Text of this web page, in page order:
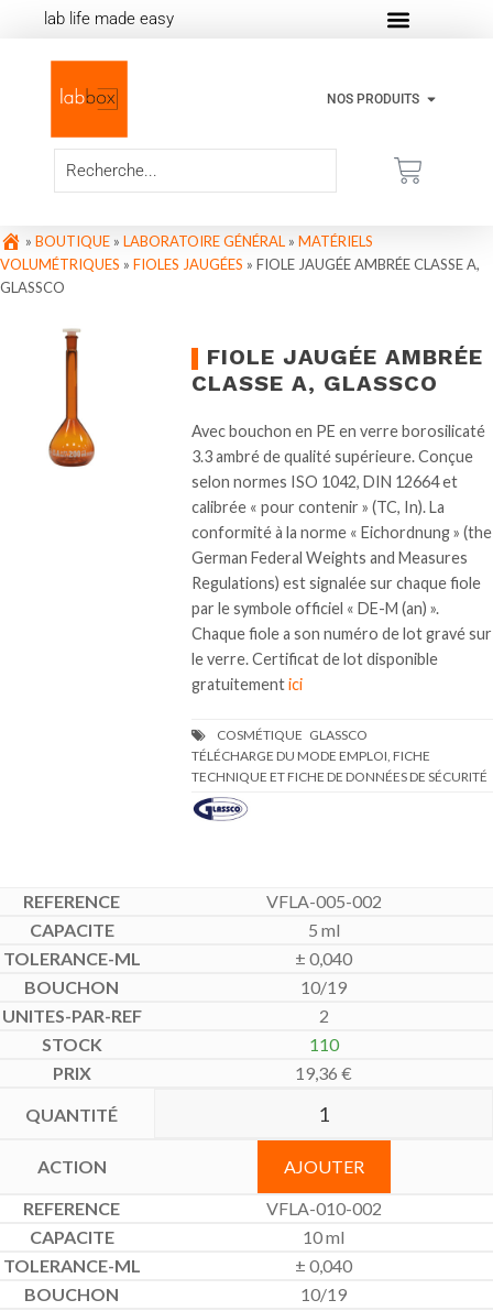
lab life made easy
NOS PRODUITS
» BOUTIQUE » LABORATOIRE GÉNÉRAL » MATÉRIELS
VOLUMÉTRIQUES » FIOLES JAUGÉES » FIOLE JAUGÉE AMBRÉE CLASSE A,
GLASSCO
FIOLE JAUGÉE AMBRÉE
CLASSE A, GLASSCO
Avec bouchon en PE en verre borosilicaté
3.3 ambré de qualité supérieure. Conçue
selon normes ISO 1042, DIN 12664 et
calibrée « pour contenir » (TC, In). La
conformité à la norme « Eichordnung » (the
German Federal Weights and Measures
Regulations) est signalée sur chaque fiole
par le symbole officiel « DE-M (an) ».
Chaque fiole a son numéro de lot gravé sur
le verre. Certificat de lot disponible
gratuitementici
TÉLÉCHARGE DU MODE EMPLOI, FICHE
TECHNIQUE ET FICHE DE DONNÉES DE SÉCURITÉ
VFLA-005-002
5 ml
± 0,040
10/19
2
110
19,36 €
AJOUTER
VFLA-010-002
10 ml
± 0,040
10/19